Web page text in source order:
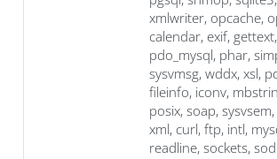
xmlwriter, opcache,
calendar, exif,
pdo_mysql, phar,
sysvmsg, wddx, xsl,
fileinfo, iconv,
posix, soap,
xml, curl, ftp, intl,
readline, sockets,